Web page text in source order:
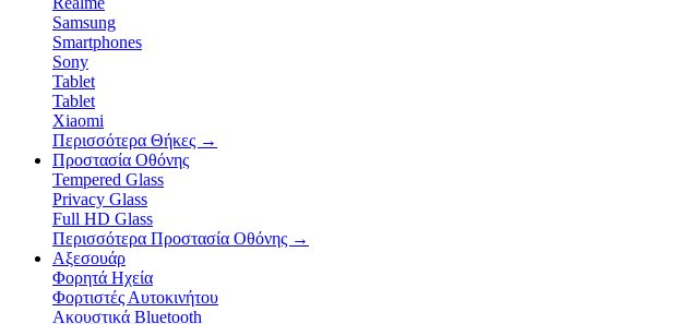
Samsung
Smartphones
Sony
Tablet
Tablet
Xiaomi
Περισσότερα Θήκες →
Προστασία Οθόνης
Tempered Glass
Privacy Glass
Full HD Glass
Περισσότερα Προστασία Οθόνης →
Αξεσουάρ
Φορητά Ηχεία
Φορτιστές Αυτοκινήτου
Ακουστικά Bluetooth